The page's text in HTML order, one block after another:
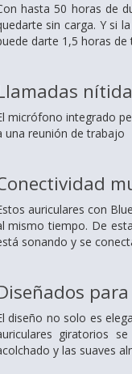
hasta 50 horas de
sin carga. Y si
darte 1,5 horas de
micrófono integrado
una reunión de trabajo
auriculares con
mismo tiempo. De
sonando y se
diseño no solo es
giratorios
y las suaves